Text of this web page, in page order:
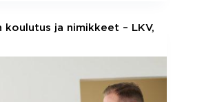
ja nimikkeet – LKV,